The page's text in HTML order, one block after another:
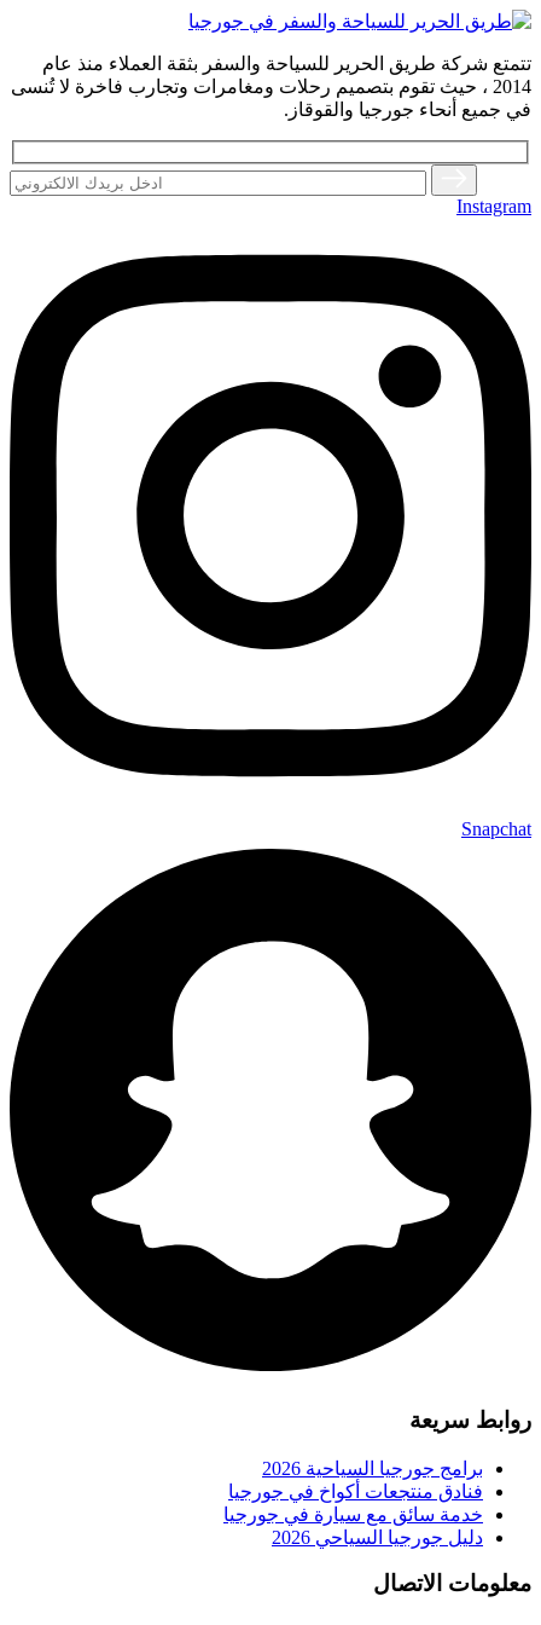
تتمتع شركة طريق الحرير للسياحة والسفر بثقة العملاء منذ عام
2014 ، حيث تقوم بتصميم رحلات ومغامرات وتجارب فاخرة لا تُنسى
في جميع أنحاء جورجيا والقوقاز.
Instagram
Snapchat
روابط سريعة
برامج جورجيا السياحية 2026
فنادق منتجعات أكواخ في جورجيا
خدمة سائق مع سيارة في جورجيا
دليل جورجيا السياحي 2026
معلومات الاتصال